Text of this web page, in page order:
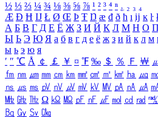
½ ⅓ ⅔ ¼ ¾ ⅛ ⅜ ⅝ ⅞ ¹ ² ³ ⁴ ⁿ ₁ ₂ ₃ ₄
Æ Ð Ħ Ĳ Ł Ø Œ Þ Ŧ Ŋ æ đ ð ħ ı ĳ ĸ ŀ ł
А Б В Г Д Е Ё Ж З И Й К Л М Н О П
Ы Ь Э Ю Я а б в г д е ё ж з и й к л м
ы ь э ю я
′ ″ ℃ Å ￠ ￡ ￥ ¤ ℉ ‰ ＄ ％ Ｆ ￦
㎙ ㎚ ㎛ ㎜ ㎝ ㎞ ㎟ ㎠ ㎡ ㎢ ㏊ ㎍
㎱ ㎲ ㎳ ㎴ ㎵ ㎶ ㎷ ㎸ ㎹ ㎀ ㎁ ㎂
㎒ ㎓ ㎔ Ω ㏀ ㏁ ㎊ ㎋ ㎌ ㏖ ㏅ ㎭ ㎮
㏃ ㏉ ㏜ ㏆